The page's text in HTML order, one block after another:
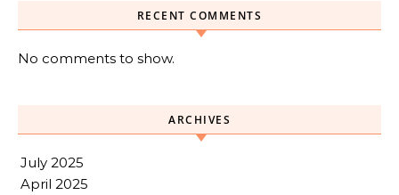
RECENT COMMENTS
No comments to show.
ARCHIVES
July 2025
April 2025